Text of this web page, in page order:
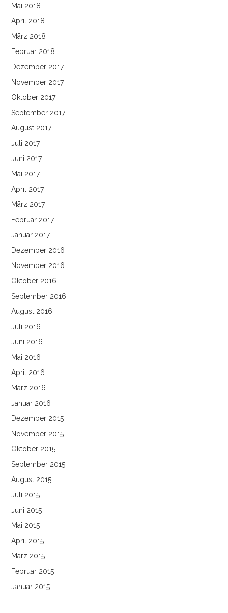
Mai 2018
April 2018
März 2018
Februar 2018
Dezember 2017
November 2017
Oktober 2017
September 2017
August 2017
Juli 2017
Juni 2017
Mai 2017
April 2017
März 2017
Februar 2017
Januar 2017
Dezember 2016
November 2016
Oktober 2016
September 2016
August 2016
Juli 2016
Juni 2016
Mai 2016
April 2016
März 2016
Januar 2016
Dezember 2015
November 2015
Oktober 2015
September 2015
August 2015
Juli 2015
Juni 2015
Mai 2015
April 2015
März 2015
Februar 2015
Januar 2015